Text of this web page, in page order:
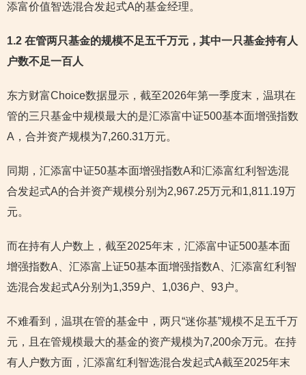
添富价值智选混合发起式A的基金经理。
1.2 在管两只基金的规模不足五千万元，其中一只基金持有人
户数不足一百人
东方财富Choice数据显示，截至2026年第一季度末，温琪在
管的三只基金中规模最大的是汇添富中证500基本面增强指数
A，合并资产规模为7,260.31万元。
同期，汇添富中证50基本面增强指数A和汇添富红利智选混
合发起式A的合并资产规模分别为2,967.25万元和1,811.19万
元。
而在持有人户数上，截至2025年末，汇添富中证500基本面
增强指数A、汇添富上证50基本面增强指数A、汇添富红利智
选混合发起式A分别为1,359户、1,036户、93户。
不难看到，温琪在管的基金中，两只“迷你基”规模不足五千万
元，且在管规模最大的基金的资产规模为7,200余万元。在持
有人户数方面，汇添富红利智选混合发起式A截至2025年末